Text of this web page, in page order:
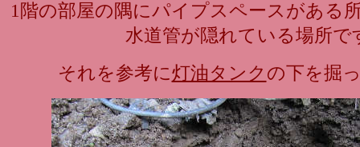
1階の部屋の隅にパイプスペースがある
水道管が隠れている場所で
それを参考に灯油タンク の下を掘